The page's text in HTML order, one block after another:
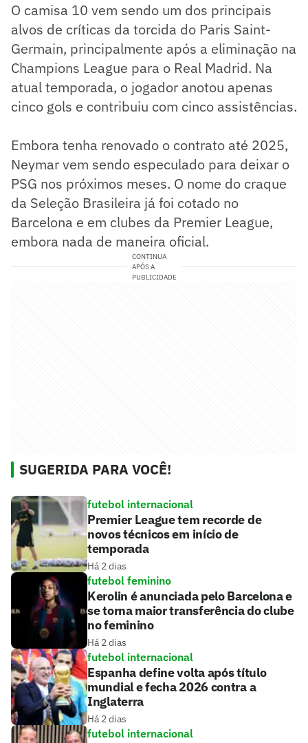
O camisa 10 vem sendo um dos principais
alvos de críticas da torcida do Paris Saint-
Germain, principalmente após a eliminação na
Champions League para o Real Madrid. Na
atual temporada, o jogador anotou apenas
cinco gols e contribuiu com cinco assistências.
Embora tenha renovado o contrato até 2025,
Neymar vem sendo especulado para deixar o
PSG nos próximos meses. O nome do craque
da Seleção Brasileira já foi cotado no
Barcelona e em clubes da Premier League,
embora nada de maneira oficial.
CONTINUA
APÓS A
PUBLICIDADE
SUGERIDA PARA VOCÊ!
futebol internacional
Premier League tem recorde de
novos técnicos em início de
temporada
Há 2 dias
futebol feminino
Kerolin é anunciada pelo Barcelona e
se torna maior transferência do clube
no feminino
Há 2 dias
futebol internacional
Espanha define volta após título
mundial e fecha 2026 contra a
Inglaterra
Há 2 dias
futebol internacional